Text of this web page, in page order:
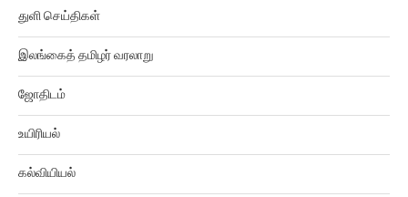
துளி செய்திகள்
இலங்கைத் தமிழர் வரலாறு
ஜோதிடம்
உயிரியல்
கல்வியியல்